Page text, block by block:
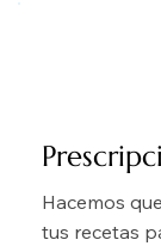
Hacemos
tus recetas